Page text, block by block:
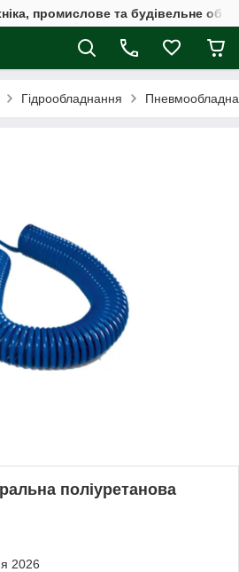
промислове та будівельне
Гідрообладнання
поліуретанова
2026